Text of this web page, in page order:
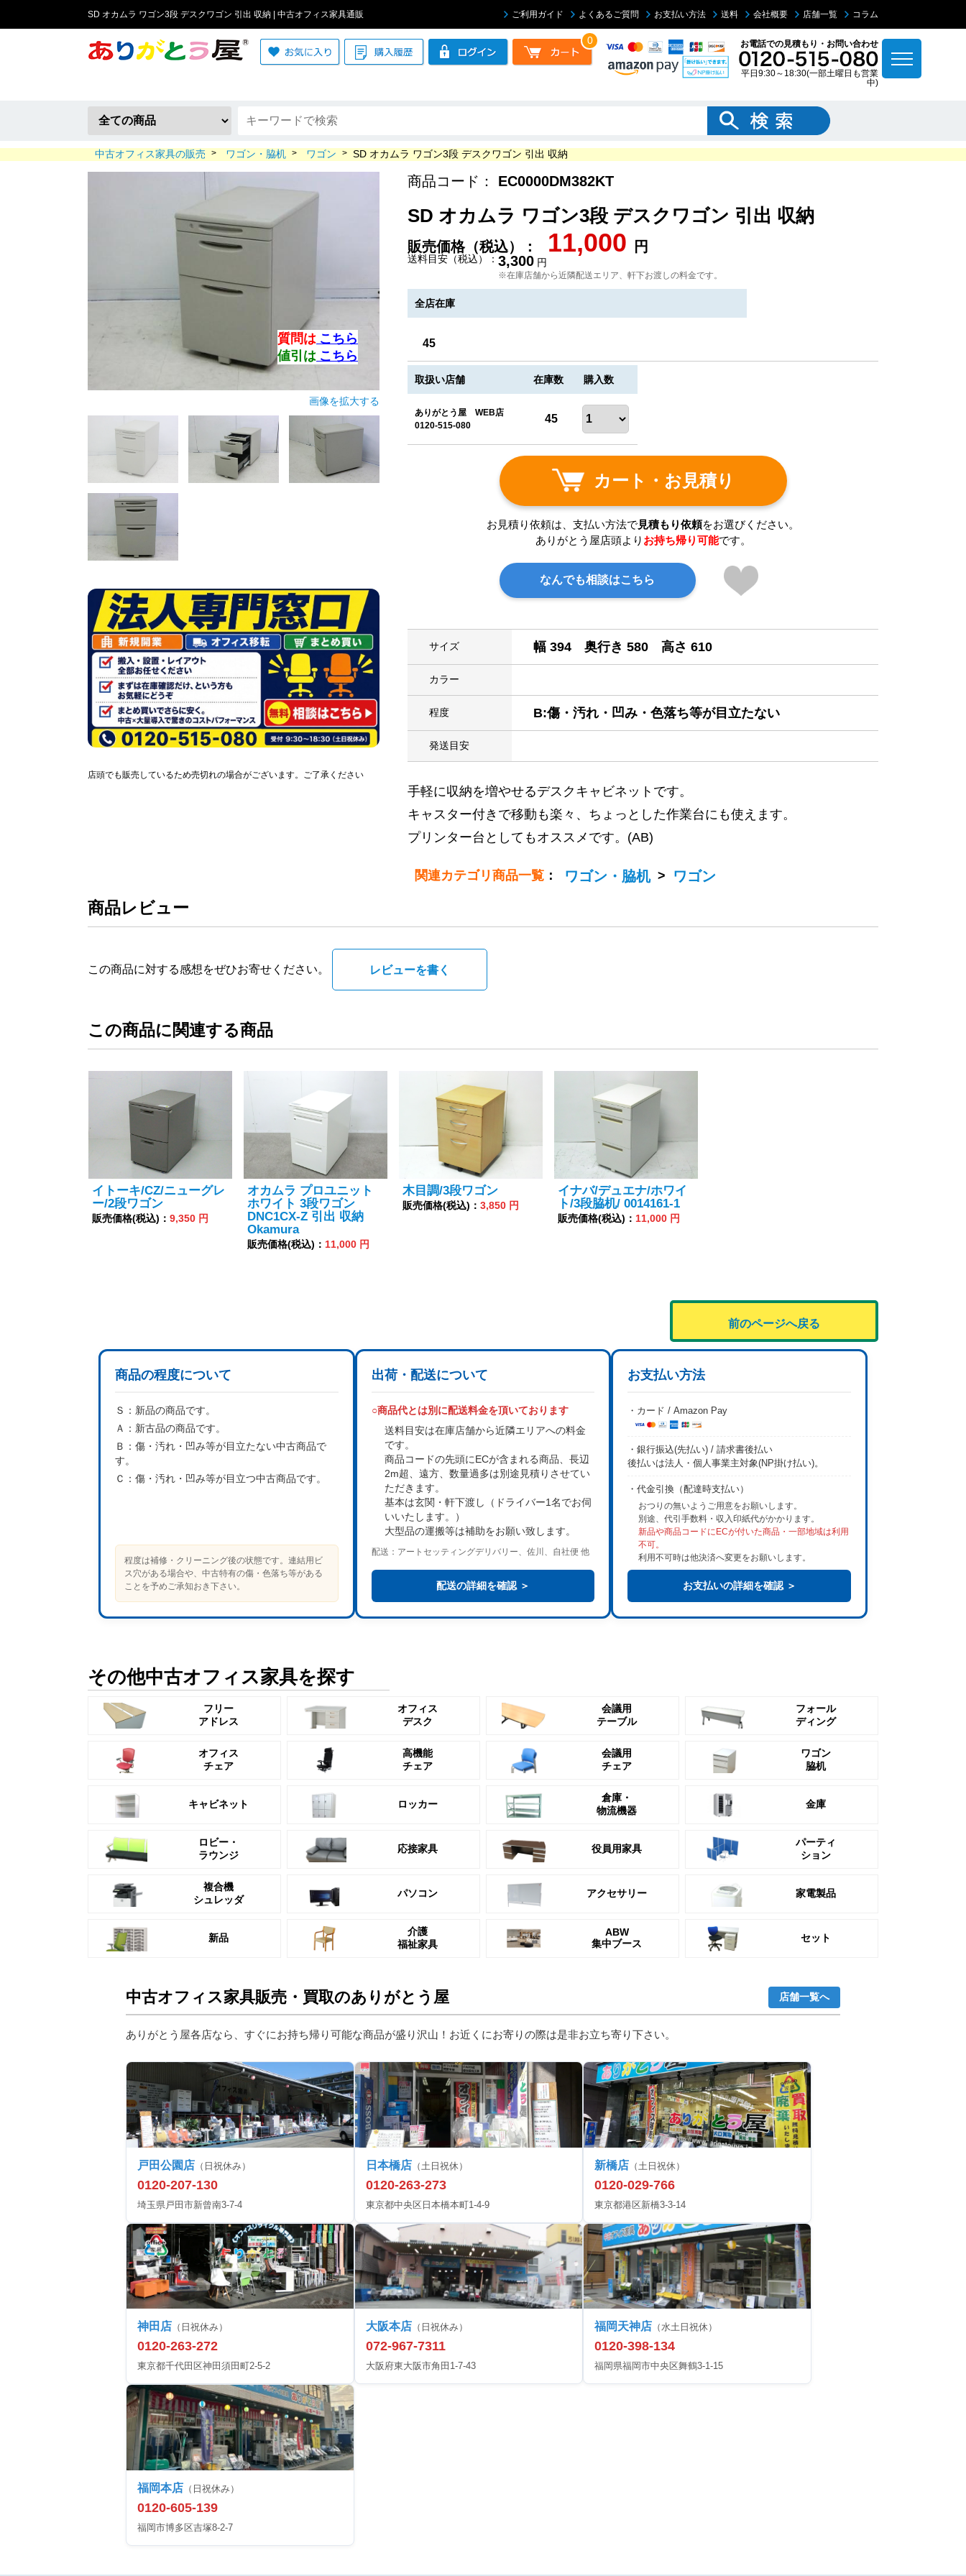
SD オカムラ ワゴン3段 デスクワゴン 引出 収納 | 中古オフィス家具通販 ご利用ガイド よくあるご質問 お支払い方法 送料 会社概要 店舗一覧 コラム
0 お電話での見積もり・お問い合わせ
平日9:30～18:30(一部土曜日も営業
中)
中古オフィス家具の販売 > ワゴン・脇机 > ワゴン > SD オカムラ ワゴン3段 デスクワゴン 引出 収納
質問は こちら
値引は こちら
画像を拡大する
商品コード： EC0000DM382KT
SD オカムラ ワゴン3段 デスクワゴン 引出 収納
販売価格（税込）： 11,000 円
送料目安（税込）： 3,300 円
※在庫店舗から近隣配送エリア、軒下お渡しの料金です。
全店在庫
45
取扱い店舗 在庫数 購入数
ありがとう屋 WEB店
0120-515-080
45
カート・お見積り
お見積り依頼は、支払い方法で見積もり依頼をお選びください。
ありがとう屋店頭より お持ち帰り可能です。
なんでも相談はこちら
サイズ 幅 394 奥行き 580 高さ 610
カラー
程度 B:傷・汚れ・凹み・色落ち等が目立たない
発送目安
手軽に収納を増やせるデスクキャビネットです。
キャスター付きで移動も楽々、ちょっとした作業台にも使えます。
プリンター台としてもオススメです。(AB)
関連カテゴリ商品一覧 ： ワゴン・脇机 > ワゴン
店頭でも販売しているため売切れの場合がございます。ご了承ください
商品レビュー
この商品に対する感想をぜひお寄せください。 レビューを書く
この商品に関連する商品
イトーキ/CZ/ニューグレ
ー/2段ワゴン
販売価格(税込)： 9,350 円
オカムラ プロユニット
ホワイト 3段ワゴン
DNC1CX-Z 引出 収納
Okamura
販売価格(税込)： 11,000 円
木目調/3段ワゴン
販売価格(税込)： 3,850 円
イナバ/デュエナ/ホワイ
ト/3段脇机/ 0014161-1
販売価格(税込)： 11,000 円
前のページへ戻る
商品の程度について
Ｓ： 新品の商品です。
Ａ： 新古品の商品です。
Ｂ： 傷・汚れ・凹み等が目立たない中古商品で
す。
Ｃ： 傷・汚れ・凹み等が目立つ中古商品です。
程度は補修・クリーニング後の状態です。連結用ビ
ス穴がある場合や、中古特有の傷・色落ち等がある
ことを予めご承知おき下さい。
出荷・配送について
○商品代とは別に配送料金を頂いております
送料目安は在庫店舗から近隣エリアへの料金
です。
商品コードの先頭にECが含まれる商品、長辺
2m超、遠方、数量過多は別途見積り させてい
ただきます。
基本は玄関・軒下渡し
（ドライバー1名でお伺
いいたします。）
大型品の運搬等は補助をお願い致します。
配送：アートセッティングデリバリー、佐川、自社便 他
配送の詳細を確認 ＞
お支払い方法
・カード / Amazon Pay
・銀行振込(先払い) / 請求書後払い
後払いは法人・個人事業主対象(NP掛け払い)。
・代金引換（配達時支払い）
おつりの無いようご用意をお願いします。
別途、代引手数料・収入印紙代がかかります。
新品や商品コードにECが付いた商品・一部地域は利用
不可。
利用不可時は他決済へ変更をお願いします。
お支払いの詳細を確認 ＞
その他中古オフィス家具を探す
フリー
アドレス
オフィス
デスク
会議用
テーブル
フォール
ディング
オフィス
チェア
高機能
チェア
会議用
チェア
ワゴン
脇机
キャビネット ロッカー
倉庫・
物流機器
金庫
ロビー・
ラウンジ
応接家具 役員用家具
パーティ
ション
複合機
シュレッダ
パソコン アクセサリー 家電製品
新品
介護
福祉家具
ABW
集中ブース
セット
中古オフィス家具販売・買取のありがとう屋 店舗一覧へ
ありがとう屋各店なら、すぐにお持ち帰り可能な商品が盛り沢山！お近くにお寄りの際は是非お立ち寄り下さい。
戸田公園店 （日祝休み）
0120-207-130
埼玉県戸田市新曾南3-7-4
日本橋店 （土日祝休）
0120-263-273
東京都中央区日本橋本町1-4-9
新橋店 （土日祝休）
0120-029-766
東京都港区新橋3-3-14
神田店 （日祝休み）
0120-263-272
東京都千代田区神田須田町2-5-2
大阪本店 （日祝休み）
072-967-7311
大阪府東大阪市角田1-7-43
福岡天神店 （水土日祝休）
0120-398-134
福岡県福岡市中央区舞鶴3-1-15
福岡本店 （日祝休み）
0120-605-139
福岡市博多区吉塚8-2-7